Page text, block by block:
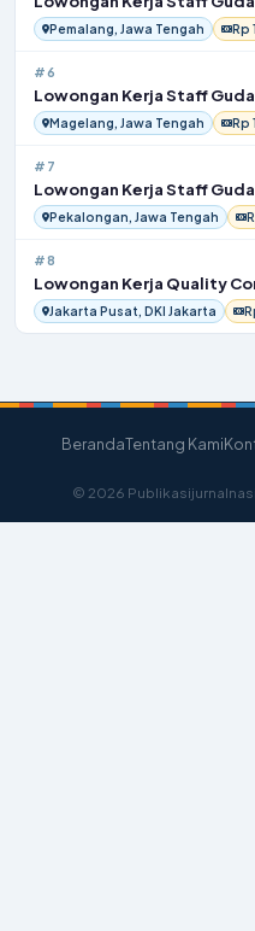
Pemalang, Jawa Tengah Rp
#6
Lowongan Kerja Staff
Magelang, Jawa Tengah Rp
#7
Lowongan Kerja Staff
Pekalongan, Jawa Tengah
#8
Lowongan Kerja Quality
Jakarta Pusat, DKI Jakarta
BerandaTentang Kami
© 2026